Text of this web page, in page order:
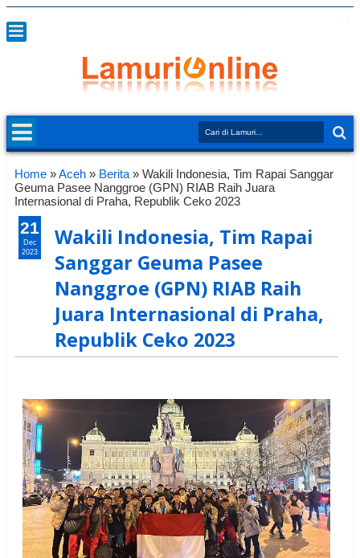
Home »Aceh » Berita » Wakili Indonesia, Tim Rapai Sanggar
Geuma Pasee Nanggroe (GPN) RIAB Raih Juara
Internasional di Praha, Republik Ceko 2023
Wakili Indonesia, Tim Rapai
Sanggar Geuma Pasee
Nanggroe (GPN) RIAB Raih
Juara Internasional di Praha,
Republik Ceko 2023
21
Dec
2023